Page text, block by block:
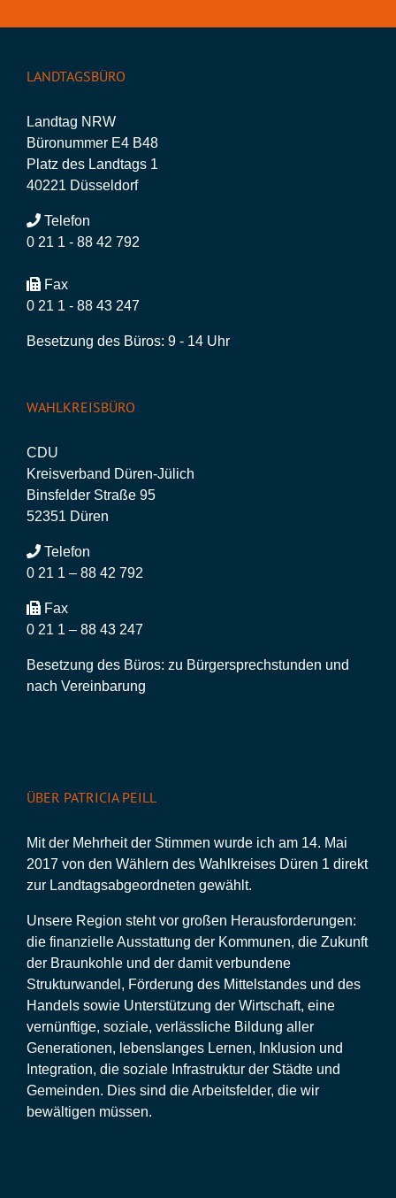
LANDTAGSBÜRO
Landtag NRW
Büronummer E4 B48
Platz des Landtags 1
40221 Düsseldorf
Telefon
0 21 1 - 88 42 792
Fax
0 21 1 - 88 43 247
Besetzung des Büros: 9 - 14 Uhr
WAHLKREISBÜRO
CDU
Kreisverband Düren-Jülich
Binsfelder Straße 95
52351 Düren
Telefon
0 21 1 – 88 42 792
Fax
0 21 1 – 88 43 247
Besetzung des Büros: zu Bürgersprechstunden und
nach Vereinbarung
ÜBER PATRICIA PEILL
Mit der Mehrheit der Stimmen wurde ich am 14. Mai
2017 von den Wählern des Wahlkreises Düren 1 direkt
zur Landtagsabgeordneten gewählt.
Unsere Region steht vor großen Herausforderungen:
die finanzielle Ausstattung der Kommunen, die Zukunft
der Braunkohle und der damit verbundene
Strukturwandel, Förderung des Mittelstandes und des
Handels sowie Unterstützung der Wirtschaft, eine
vernünftige, soziale, verlässliche Bildung aller
Generationen, lebenslanges Lernen, Inklusion und
Integration, die soziale Infrastruktur der Städte und
Gemeinden. Dies sind die Arbeitsfelder, die wir
bewältigen müssen.